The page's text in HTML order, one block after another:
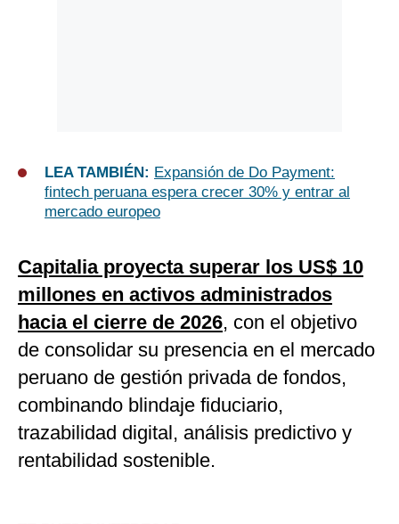
LEA TAMBIÉN: Expansión de Do Payment:
fintech peruana espera crecer 30% y entrar al
mercado europeo
Capitalia proyecta superar los US$ 10
millones en activos administrados
hacia el cierre de 2026, con el objetivo
de consolidar su presencia en el mercado
peruano de gestión privada de fondos,
combinando blindaje fiduciario,
trazabilidad digital, análisis predictivo y
rentabilidad sostenible.